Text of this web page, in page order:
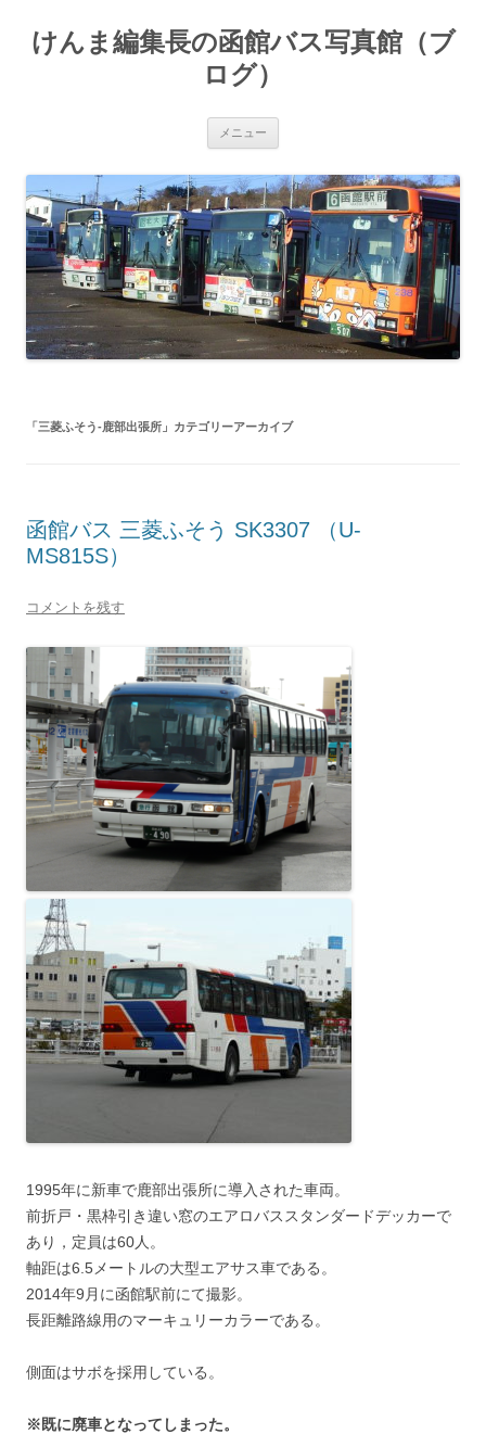
テ
ン
けんま編集長の函館バス写真館（ブ
ログ）
メニュー
「三菱ふそう-鹿部出張所 」カテゴリーアーカイブ
函館バス 三菱ふそう SK3307 （U-
MS815S）
コメントを残す
1995年に新車で鹿部出張所に導入された車両。
前折戸・黒枠引き違い窓のエアロバススタンダードデッカーで
あり，定員は60人。
軸距は6.5メートルの大型エアサス車である。
2014年9月に函館駅前にて撮影。
長距離路線用のマーキュリーカラーである。
側面はサボを採用している。
※既に廃車となってしまった。